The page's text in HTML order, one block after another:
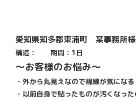
愛知県知多郡東浦町 某事務所様
構造： 期間：1日
～お客様のお悩み～
・外から丸見えなので視線が気になる
・以前自身で貼ったものが汚くなっ